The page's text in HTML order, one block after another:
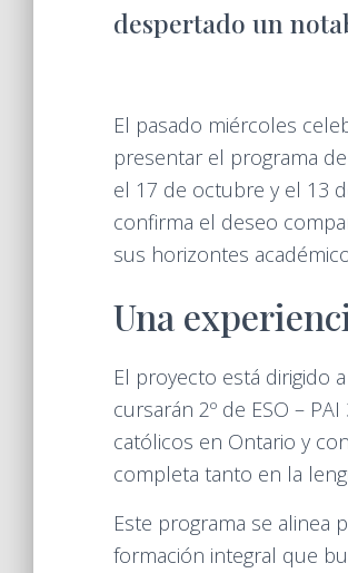
despertado un
El pasado miércoles
presentar el programa
el 17 de octubre y el 13
confirma el deseo
sus horizontes
Una
El proyecto está dirigido
cursarán 2º de ESO –
católicos en Ontario y
completa tanto en la
Este programa se alinea
formación integral que